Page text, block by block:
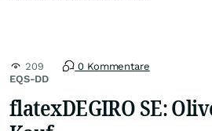
EQS-DD
209 0 Kommentare
flatexDEGIRO SE: